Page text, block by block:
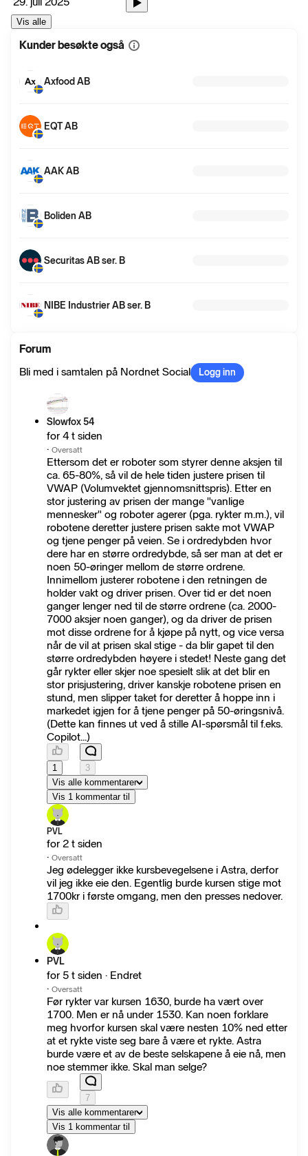
Vis alle
Kunder besøkte også Vis
Axfood AB
EQT AB
AAK AB
Boliden AB
Securitas AB ser. B
NIBE Industrier AB ser. B
Forum
Bli med i samtalen på Nordnet Social
Logg inn
Slowfox 54
for 4 t siden
· Oversatt
Ettersom det er roboter som styrer denne aksjen til
ca. 65-80%, så vil de hele tiden justere prisen til
VWAP (Volumvektet gjennomsnittspris). Etter en
stor justering av prisen der mange "vanlige
mennesker" og roboter agerer (pga. rykter m.m.), vil
robotene deretter justere prisen sakte mot VWAP
og tjene penger på veien. Se i ordredybden hvor
dere har en større ordredybde, så ser man at det er
noen 50-øringer mellom de større ordrene.
Innimellom justerer robotene i den retningen de
holder vakt og driver prisen. Over tid er det noen
ganger lenger ned til de større ordrene (ca. 2000-
7000 aksjer noen ganger), og da driver de prisen
mot disse ordrene for å kjøpe på nytt, og vice versa
når de vil at prisen skal stige - da blir gapet til den
større ordredybden høyere i stedet! Neste gang det
går rykter eller skjer noe spesielt slik at det blir en
stor prisjustering, driver kanskje robotene prisen en
stund, men slipper taket for deretter å hoppe inn i
markedet igjen for å tjene penger på 50-øringsnivå.
(Dette kan finnes ut ved å stille AI-spørsmål til f.eks.
Copilot...)
1
3
Vis alle kommentarer
Vis 1 kommentar til
PVL
for 2 t siden
· Oversatt
Jeg ødelegger ikke kursbevegelsene i Astra, derfor
vil jeg ikke eie den. Egentlig burde kursen stige mot
1700kr i første omgang, men den presses nedover.
PVL
for 5 t siden · Endret
· Oversatt
Før rykter var kursen 1630, burde ha vært over
1700. Men er nå under 1530. Kan noen forklare
meg hvorfor kursen skal være nesten 10% ned etter
at et rykte viste seg bare å være et rykte. Astra
burde være et av de beste selskapene å eie nå, men
noe stemmer ikke. Skal man selge?
7
Vis alle kommentarer
Vis 1 kommentar til